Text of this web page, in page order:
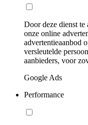
Door deze dienst te
onze online
advertentieaanbod
versleutelde
aanbieders, voor
Google Ads
Performance